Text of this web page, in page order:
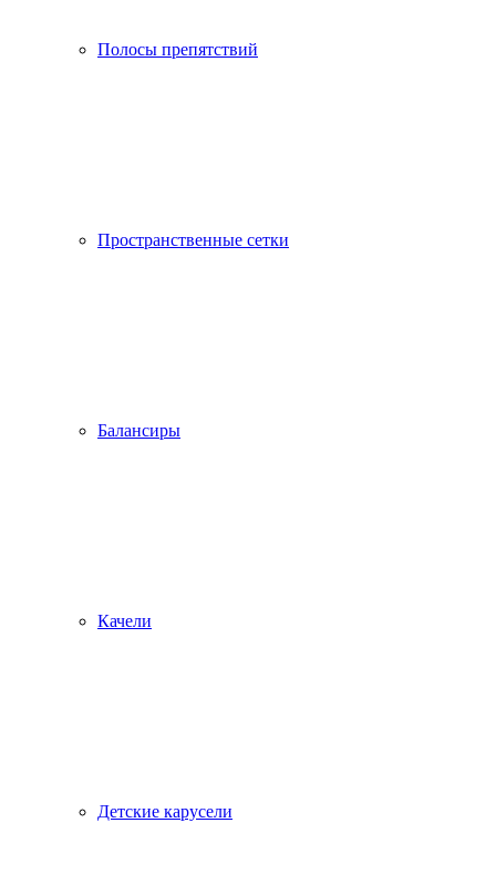
Полосы препятствий
Пространственные сетки
Балансиры
Качели
Детские карусели